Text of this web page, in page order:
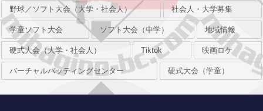
野球／ソフト大会（大学・社会人） 社会人・大学募集
学童ソフト大会 ソフト大会（中学） 地域情報
硬式大会（大学・社会人） Tiktok 映画ロケ
バーチャルバッティングセンター 硬式大会（学童）